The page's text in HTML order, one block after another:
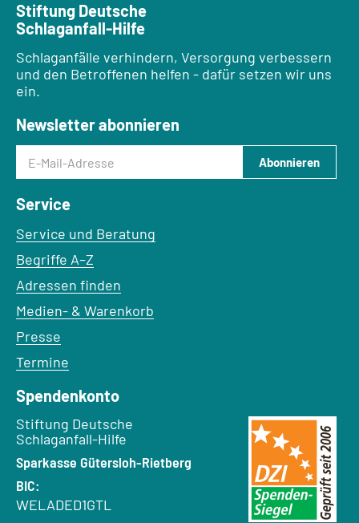
Stiftung Deutsche
Schlaganfall-Hilfe
Schlaganfälle verhindern, Versorgung verbessern
und den Betroffenen helfen - dafür setzen wir uns
ein.
Newsletter abonnieren
Abonnieren
Service
Service und Beratung
Begriffe A–Z
Adressen finden
Medien- & Warenkorb
Presse
Termine
Spendenkonto
Empfänger:
Stiftung Deutsche
Schlaganfall-Hilfe
Bank:
Sparkasse Gütersloh-Rietberg
BIC:
WELADED1GTL